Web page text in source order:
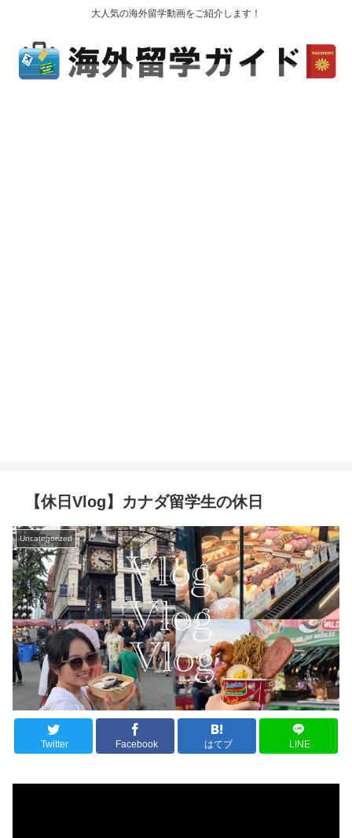
大人気の海外留学動画をご紹介します！
【休日Vlog】カナダ留学生の休日
Uncategorized
Twitter Facebook はてブ LINE